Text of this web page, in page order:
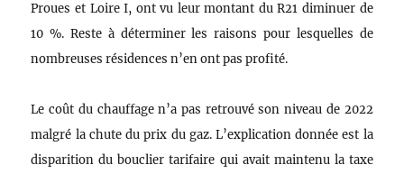
Proues et Loire I, ont vu leur montant du R21 diminuer de
10 %. Reste à déterminer les raisons pour lesquelles de
nombreuses résidences n’en ont pas profité.
Le coût du chauffage n’a pas retrouvé son niveau de 2022
malgré la chute du prix du gaz. L’explication donnée est la
disparition du bouclier tarifaire qui avait maintenu la taxe